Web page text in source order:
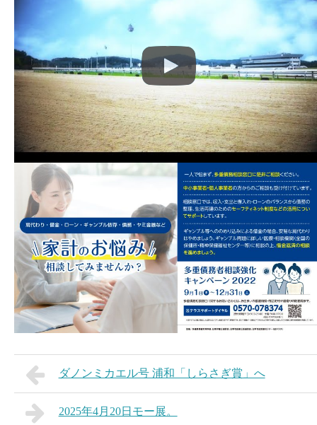
ダノンミカエル号 浦和「しらさぎ賞」へ
2025年4月20日モー展。